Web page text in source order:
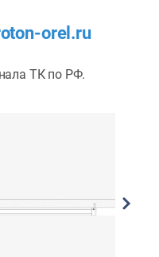
orel.ru
ТК по РФ.